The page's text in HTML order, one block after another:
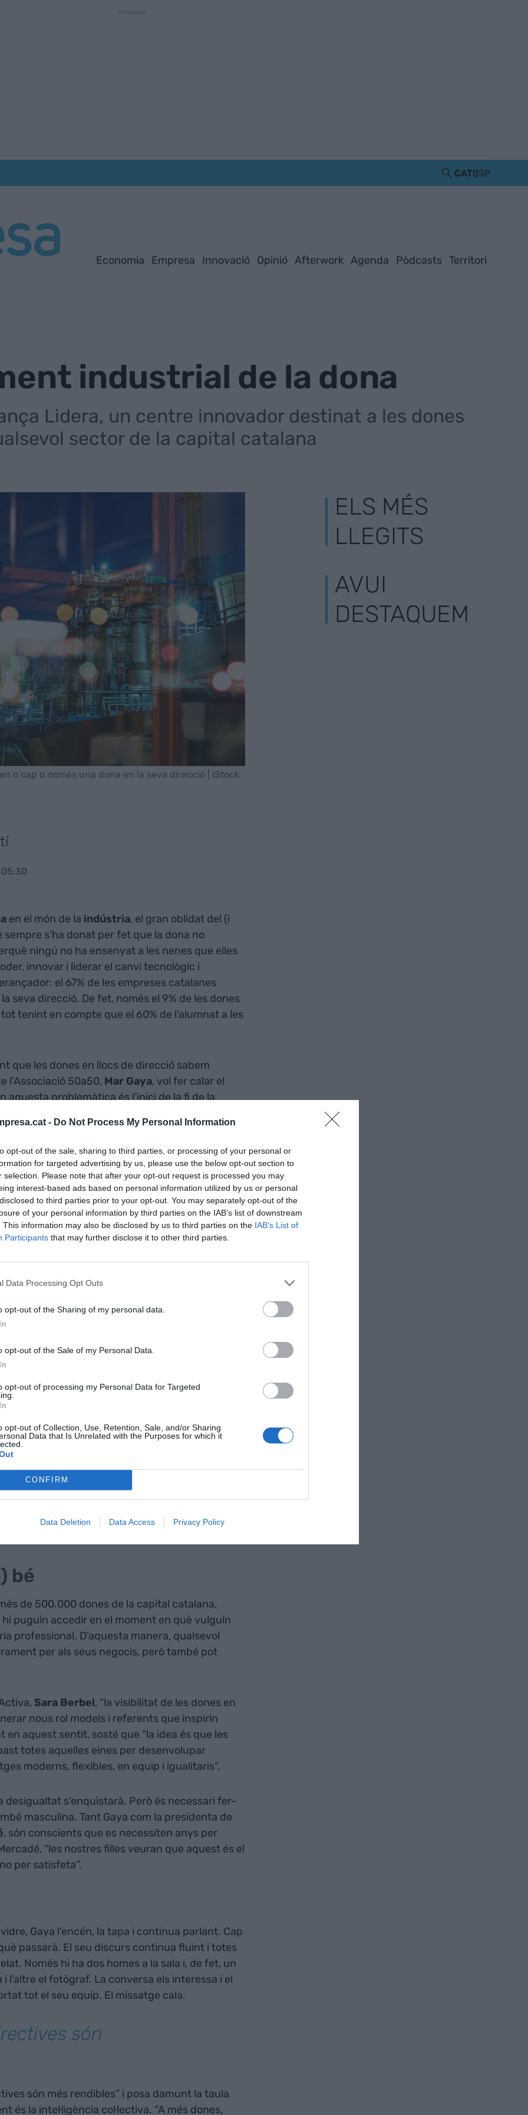
- Do Not Process My Personal Information
opt-out of the sale, sharing to third parties, or processing of your personal or
for targeted advertising by us, please use the below opt-out section to
selection. Please note that after your opt-out request is processed you may
interest-based ads based on personal information utilized by us or personal
to third parties prior to your opt-out. You may separately opt-out of the
of your personal information by third parties on the IAB’s list of downstream
This information may also be disclosed by us to third parties on the IAB’s List of
Participants that may further disclose it to other third parties.
Data Processing Opt Outs
opt-out of the Sharing of my personal data.
opt-out of the Sale of my Personal Data.
opt-out of processing my Personal Data for Targeted
opt-out of Collection, Use, Retention, Sale, and/or Sharing
Data that Is Unrelated with the Purposes for which it
CONFIRM
Data Deletion Data Access Privacy Policy
CATESP
Economia Empresa Innovació Opinió Afterwork Agenda Pòdcasts Territori
industrial de la dona
Lidera, un centre innovador destinat a les dones
sector de la capital catalana
o cap o només una dona en la seva direcció | iStock
en el món de la indústria, el gran oblidat del (i
s’ha donat per fet que la dona no
ningú no ha ensenyat a les nenes que elles
innovar i liderar el canvi tecnològic i
el 67% de les empreses catalanes
seva direcció. De fet, només el 9% de les dones
tenint en compte que el 60% de l’alumnat a les
que les dones en llocs de direcció sabem
l’Associació 50a50, Mar Gaya, vol fer calar el
aquesta problemàtica és l’inici de la fi de la
en aquesta línia és la base del problema”.
ser-ho també en el sector de la indústria.
i Sofia Lluch | MEM
i de la mà de Barcelona Activa, neix la
fomentar l’autolideratge de les dones
és el primer pas per avançar. La
taules rodones amb dones líders en el
desigualtat en tots els sectors. En aquesta
en els sectors econòmics.
bé
de 500.000 dones de la capital catalana,
hi puguin accedir en el moment en què vulguin
professional. D’aquesta manera, qualsevol
per als seus negocis, però també pot
Sara Berbel, “la visibilitat de les dones en
nous rol models i referents que inspirin
aquest sentit, sosté que “la idea és que les
totes aquelles eines per desenvolupar
moderns, flexibles, en equip i igualitaris”.
desigualtat s’enquistarà. Però és necessari fer-
masculina. Tant Gaya com la presidenta de
, són conscients que es necessiten anys per
“les nostres filles veuran que aquest és el
per satisfeta”.
Gaya l’encén, la tapa i continua parlant. Cap
passarà. El seu discurs continua fluint i totes
Només hi ha dos homes a la sala i, de fet, un
l’altre el fotògraf. La conversa els interessa i el
tot el seu equip. El missatge cala.
són
són més rendibles” i posa damunt la taula
és la intel·ligència col·lectiva. “A més dones,
ELS MÉS
LLEGITS
AVUI
DESTAQUEM